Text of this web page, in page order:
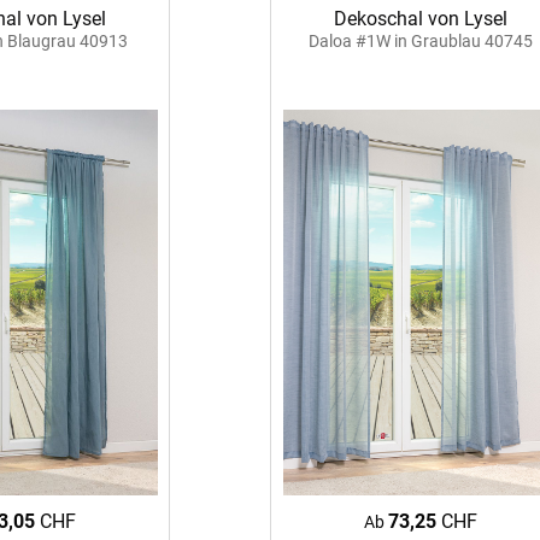
Farbige
PE
PET
Alle
von Lysel
Blaugrau 40913
CHF
Dekoschal von Lysel
Daloa #1W in Graublau 40745
Ab73,25CHF